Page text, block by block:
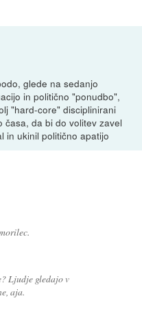
glede na sedanjo
in politično "ponudbo",
"hard-core" disciplinirani
časa, da bi do volitev zavel
in ukinil politično apatijo
Ljudje gledajo v
aja.